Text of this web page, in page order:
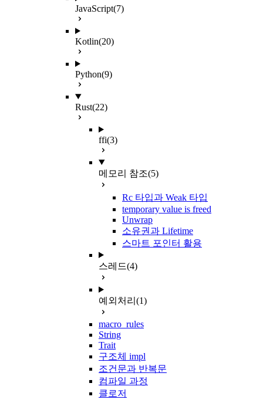
JavaScript(7)
Kotlin(20)
Python(9)
Rust(22)
ffi(3)
메모리 참조(5)
Rc 타입과 Weak 타입
temporary value is freed
Unwrap
소유권과 Lifetime
스마트 포인터 활용
스레드(4)
예외처리 (1)
macro_rules
String
Trait
구조체 impl
조건문과 반복문
컴파일 과정
클로저